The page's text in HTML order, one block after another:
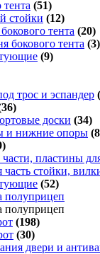
(51)
стойки (12)
тента (20)
бокового тента (3)
(9)
трос и эспандер
доски (34)
и нижние опоры
пластины
часть стойки,
(52)
полуприцеп
полуприцеп
(198)
(30)
двери и